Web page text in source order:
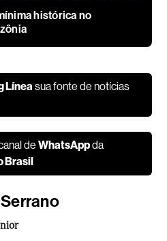
histórica no
Líneasua fonte de notícias
deWhatsAppda
Brasil